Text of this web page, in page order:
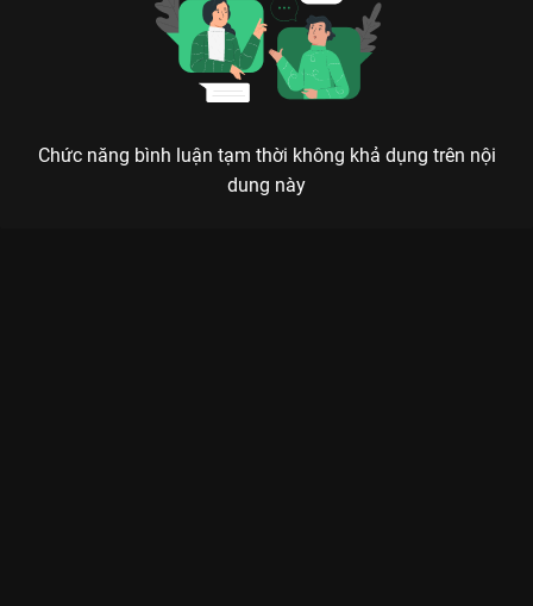
Chức năng bình luận tạm thời không khả dụng trên nội
dung này